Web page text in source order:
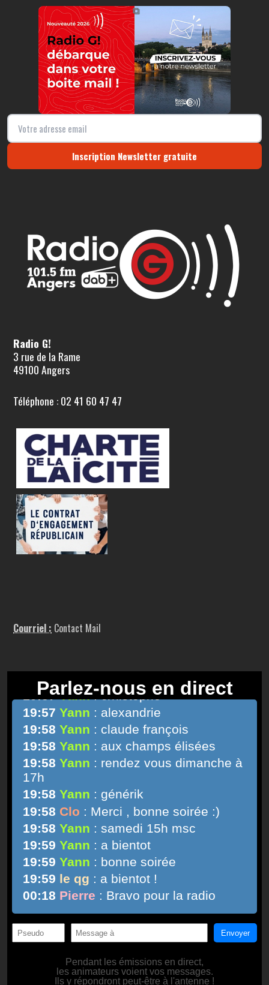
https://radio-g.fr?15615
⧉
Inscription Newsletter gratuite
Radio G!
3 rue de la Rame
49100 Angers
Téléphone : 02 41 60 47 47
Courriel : Contact Mail